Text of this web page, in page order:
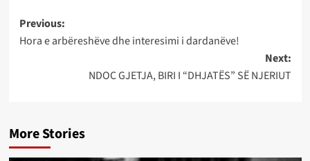
Post
navigation
Previous:
Hora e arbëreshëve dhe interesimi i dardanëve!
Next:
NDOC GJETJA, BIRI I “DHJATËS” SË NJERIUT
More Stories